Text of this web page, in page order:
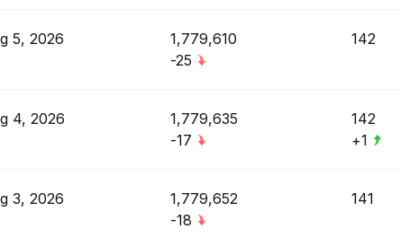
5, 2026
1,779,610
-25
142
4, 2026
1,779,635
-17
142
+1
3, 2026
1,779,652
-18
141